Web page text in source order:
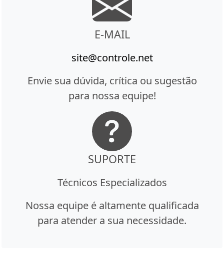
E-MAIL
site@controle.net
Envie sua dúvida, crítica ou sugestão
para nossa equipe!
SUPORTE
Técnicos Especializados
Nossa equipe é altamente qualificada
para atender a sua necessidade.